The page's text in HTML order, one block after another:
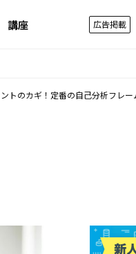
講座 広告掲載
トのカギ！定番の自己分析フレ